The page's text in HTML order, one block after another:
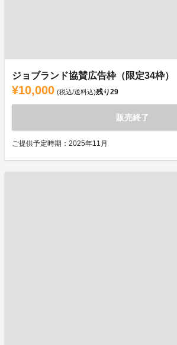
ジョブランド協賛広告枠（限定34枠）
¥10,000 (税込/送料込)残り29
販売終了
ご提供予定時期：2025年11月